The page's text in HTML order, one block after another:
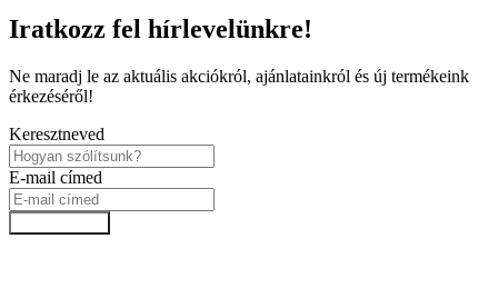
Iratkozz fel hírlevelünkre!
Ne maradj le az aktuális akciókról, ajánlatainkról és új termékeink
érkezéséről!
Keresztneved
E-mail címed